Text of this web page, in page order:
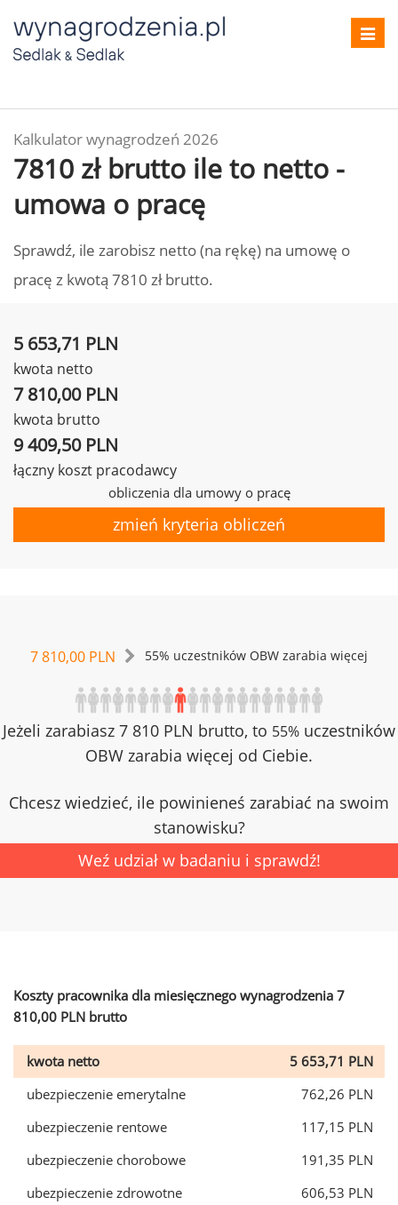
Kalkulator wynagrodzeń 2026
7810 zł brutto ile to netto -
umowa o pracę
Sprawdź, ile zarobisz netto (na rękę) na umowę o
pracę z kwotą 7810 zł brutto.
5 653,71 PLN
kwota netto
7 810,00 PLN
kwota brutto
9 409,50 PLN
łączny koszt pracodawcy
obliczenia dla umowy o pracę
zmień kryteria obliczeń
7 810,00 PLN 55% uczestników OBW zarabia więcej
Jeżeli zarabiasz 7 810 PLN brutto, to 55% uczestników
OBW zarabia więcej od Ciebie.
Chcesz wiedzieć, ile powinieneś zarabiać na swoim
stanowisku?
Weź udział w badaniu i sprawdź!
Koszty pracownika dla miesięcznego wynagrodzenia 7
810,00 PLN brutto
kwota netto
5 653,71 PLN
ubezpieczenie emerytalne
762,26 PLN
ubezpieczenie rentowe
117,15 PLN
ubezpieczenie chorobowe
191,35 PLN
ubezpieczenie zdrowotne
606,53 PLN